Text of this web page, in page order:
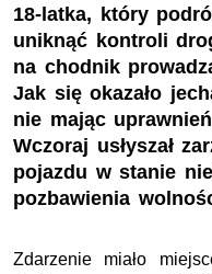
18-latka, który
uniknąć kontroli
na chodnik
Jak się okazało
nie mając
Wczoraj usłyszał
pojazdu w stanie
pozbawienia
Zdarzenie miało